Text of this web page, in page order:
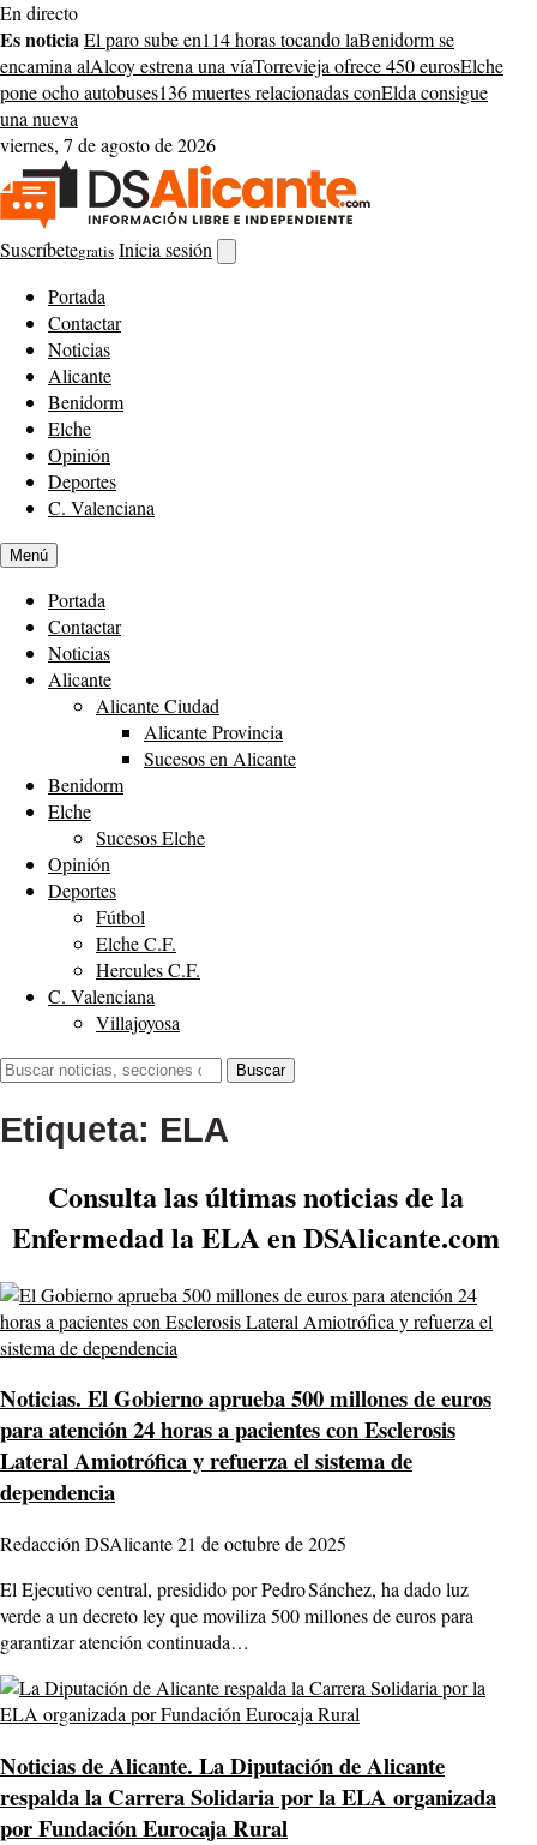
Saltar
al
contenido
En directo
Es noticiaEl paro sube en114 horas tocando laBenidorm se
encamina alAlcoy estrena una víaTorrevieja ofrece 450 eurosElche
pone ocho autobuses136 muertes relacionadas conElda consigue
una nueva
viernes, 7 de agosto de 2026
Suscríbetegratis Inicia sesión
buscador
Portada
Contactar
Noticias
Alicante
Benidorm
Elche
Opinión
Deportes
C. Valenciana
Menú
Portada
Contactar
Noticias
Alicante
Alicante Ciudad
Alicante Provincia
Sucesos en Alicante
Benidorm
Elche
Sucesos Elche
Opinión
Deportes
Fútbol
Elche C.F.
Hercules C.F.
C. Valenciana
Villajoyosa
Buscar:
Buscar
Etiqueta: ELA
Consulta las últimas noticias de la
Enfermedad la ELA en DSAlicante.com
Noticias. El Gobierno aprueba 500 millones de euros
para atención 24 horas a pacientes con Esclerosis
Lateral Amiotrófica y refuerza el sistema de
dependencia
Redacción DSAlicante21 de octubre de 2025
El Ejecutivo central, presidido por Pedro Sánchez, ha dado luz
verde a un decreto ley que moviliza 500 millones de euros para
garantizar atención continuada…
Noticias de Alicante. La Diputación de Alicante
respalda la Carrera Solidaria por la ELA organizada
por Fundación Eurocaja Rural